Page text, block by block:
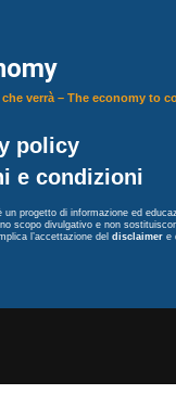
che verrà – The economy to
policy
e condizioni
un progetto di informazione ed
scopo divulgativo e non
l’accettazione deldisclaimer e